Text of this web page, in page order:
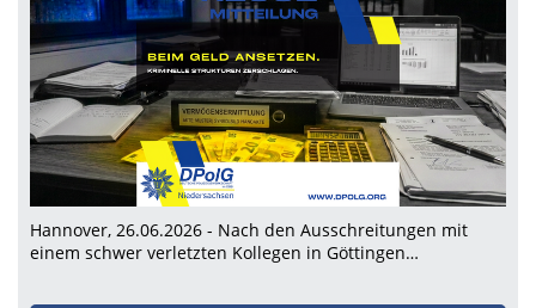
Hannover, 26.06.2026 - Nach den Ausschreitungen mit
einem schwer verletzten Kollegen in Göttingen…